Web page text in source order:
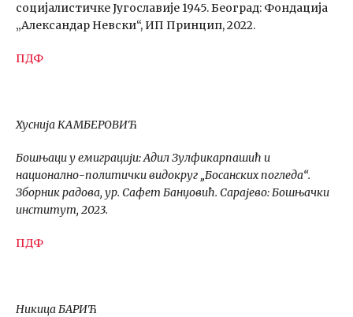
социјалистичке Југославије 1945. Београд: Фондација
„Александар Невски“, ИП Принцип, 2022.
ПДФ
Хуснија КАМБЕРОВИЋ
Бошњаци у емиграцији: Адил Зулфикарпашић и
национално-политички видокруг „Босанских погледа“.
Зборник радова, ур. Сафет Банџовић. Сарајево: Бошњачки
институт, 2023.
ПДФ
Никица БАРИЋ